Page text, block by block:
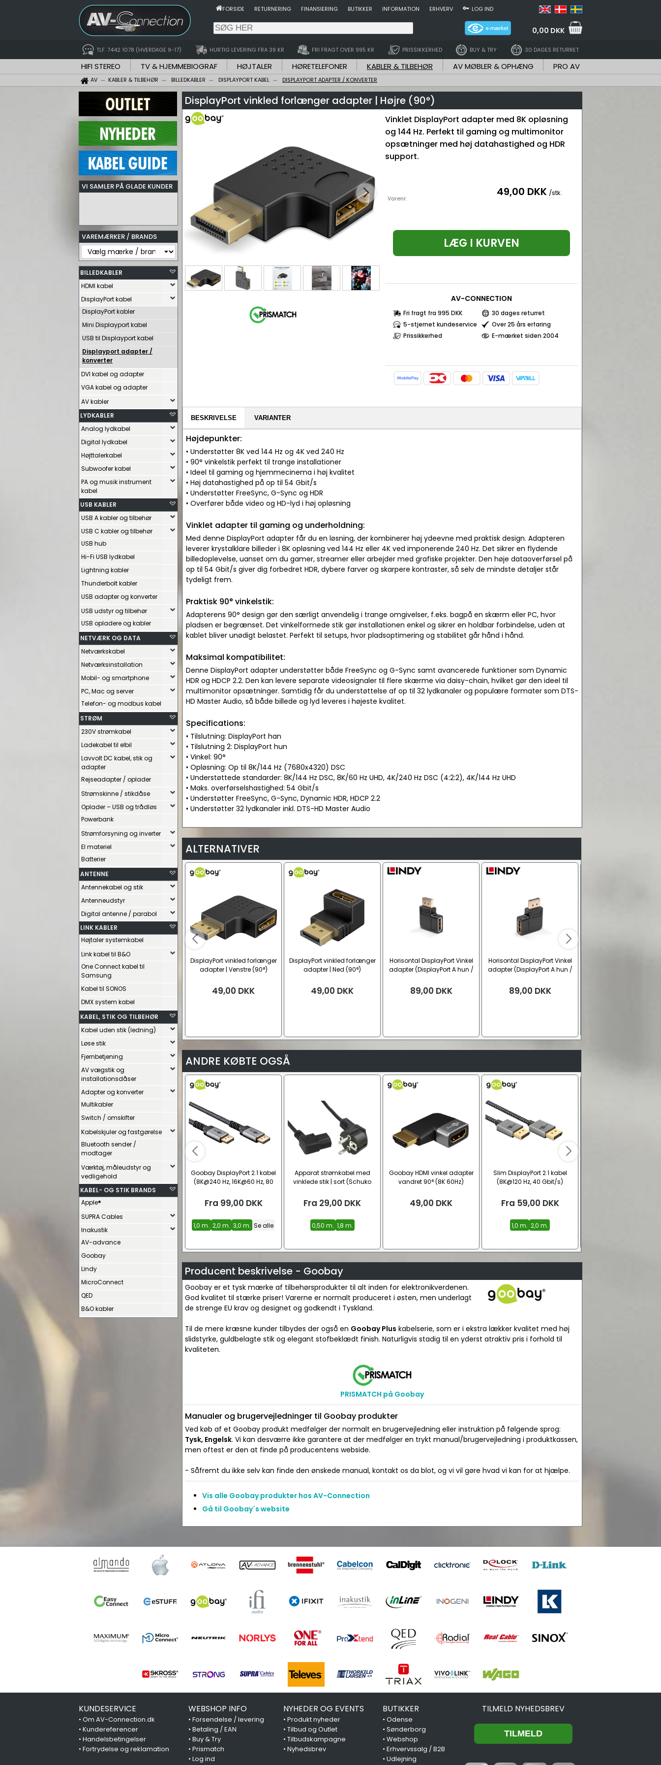
FORSIDE RETURNERING FINANSIERING BUTIKKER INFORMATION ERHVERV LOG IND
0,00 DKK
TLF. 7442 1078 (HVERDAGE 9-17) HURTIG LEVERING FRA 39 KR FRI FRAGT OVER 995 KR PRISSIKKERHED BUY & TRY 30 DAGES RETURRET
HIFI STEREO TV & HJEMMEBIOGRAF HØJTALER HØRETELEFONER KABLER & TILBEHØR AV MØBLER & OPHÆNG PRO AV
AV KABLER & TILBEHØR BILLEDKABLER DISPLAYPORT KABEL DISPLAYPORT ADAPTER / KONVERTER
VI SAMLER PÅ GLADE KUNDER
VAREMÆRKER / BRANDS
BILLEDKABLER
HDMI kabel
DisplayPort kabel
DisplayPort kabler
Mini Displayport kabel
USB til Displayport kabel
Displayport adapter /
konverter
DVI kabel og adapter
VGA kabel og adapter
AV kabler
LYDKABLER
Analog lydkabel
Digital lydkabel
Højttalerkabel
Subwoofer kabel
PA og musik instrument
kabel
USB KABLER
USB A kabler og tilbehør
USB C kabler og tilbehør
USB hub
Hi-Fi USB lydkabel
Lightning kabler
Thunderbolt kabler
USB adapter og konverter
USB udstyr og tilbehør
USB opladere og kabler
NETVÆRK OG DATA
Netværkskabel
Netværksinstallation
Mobil- og smartphone
PC, Mac og server
Telefon- og modbus kabel
STRØM
230V strømkabel
Ladekabel til elbil
Lavvolt DC kabel, stik og
adapter
Rejseadapter / oplader
Strømskinne / stikdåse
Oplader – USB og trådløs
Powerbank
Strømforsyning og inverter
El materiel
Batterier
ANTENNE
Antennekabel og stik
Antenneudstyr
Digital antenne / parabol
LINK KABLER
Højtaler systemkabel
Link kabel til B&O
One Connect kabel til
Samsung
Kabel til SONOS
DMX system kabel
KABEL, STIK OG TILBEHØR
Kabel uden stik (ledning)
Løse stik
Fjernbetjening
AV vægstik og
installationsdåser
Adapter og konverter
Multikabler
Switch / omskifter
Kabelskjuler og fastgørelse
Bluetooth sender /
modtager
Værktøj, måleudstyr og
vedligehold
KABEL- OG STIK BRANDS
Apple®
SUPRA Cables
Inakustik
AV-advance
Goobay
Lindy
MicroConnect
QED
B&O kabler
DisplayPort vinkled forlænger adapter | Højre (90°)
Vinklet DisplayPort adapter med 8K opløsning
og 144 Hz. Perfekt til gaming og multimonitor
opsætninger med høj datahastighed og HDR
support.
Varenr: 49,00 DKK /stk.
LÆG I KURVEN
AV-CONNECTION
Fri fragt fra 995 DKK
30 dages returret
5-stjernet kundeservice
Over 25 års erfaring
Prissikkerhed
E-mærket siden 2004
BESKRIVELSE VARIANTER
Højdepunkter:
• Understøtter 8K ved 144 Hz og 4K ved 240 Hz
• 90° vinkelstik perfekt til trange installationer
• Ideel til gaming og hjemmecinema i høj kvalitet
• Høj datahastighed på op til 54 Gbit/s
• Understøtter FreeSync, G-Sync og HDR
• Overfører både video og HD-lyd i høj opløsning
Vinklet adapter til gaming og underholdning:
Med denne DisplayPort adapter får du en løsning, der kombinerer høj ydeevne med praktisk design. Adapteren
leverer krystalklare billeder i 8K opløsning ved 144 Hz eller 4K ved imponerende 240 Hz. Det sikrer en flydende
billedoplevelse, uanset om du gamer, streamer eller arbejder med grafiske projekter. Den høje dataoverførsel på
op til 54 Gbit/s giver dig forbedret HDR, dybere farver og skarpere kontraster, så selv de mindste detaljer står
tydeligt frem.
Praktisk 90° vinkelstik:
Adapterens 90° design gør den særligt anvendelig i trange omgivelser, f.eks. bagpå en skærm eller PC, hvor
pladsen er begrænset. Det vinkelformede stik gør installationen enkel og sikrer en holdbar forbindelse, uden at
kablet bliver unødigt belastet. Perfekt til setups, hvor pladsoptimering og stabilitet går hånd i hånd.
Maksimal kompatibilitet:
Denne DisplayPort adapter understøtter både FreeSync og G-Sync samt avancerede funktioner som Dynamic
HDR og HDCP 2.2. Den kan levere separate videosignaler til flere skærme via daisy-chain, hvilket gør den ideel til
multimonitor opsætninger. Samtidig får du understøttelse af op til 32 lydkanaler og populære formater som DTS-
HD Master Audio, så både billede og lyd leveres i højeste kvalitet.
Specifications:
• Tilslutning: DisplayPort han
• Tilslutning 2: DisplayPort hun
• Vinkel: 90°
• Opløsning: Op til 8K/144 Hz (7680x4320) DSC
• Understøttede standarder: 8K/144 Hz DSC, 8K/60 Hz UHD, 4K/240 Hz DSC (4:2:2), 4K/144 Hz UHD
• Maks. overførselshastighed: 54 Gbit/s
• Understøtter FreeSync, G-Sync, Dynamic HDR, HDCP 2.2
• Understøtter 32 lydkanaler inkl. DTS-HD Master Audio
ALTERNATIVER
DisplayPort vinkled forlænger
adapter | Venstre (90°)
49,00 DKK
DisplayPort vinkled forlænger
adapter | Ned (90°)
49,00 DKK
Horisontal DisplayPort Vinkel
adapter (DisplayPort A hun /
89,00 DKK
Horisontal DisplayPort Vinkel
adapter (DisplayPort A hun /
89,00 DKK
ANDRE KØBTE OGSÅ
Goobay DisplayPort 2.1 kabel
(8K@240 Hz, 16K@60 Hz, 80
Fra 99,00 DKK
1,0 m. 2,0 m. 3,0 m. Se alle
Apparat strømkabel med
vinklede stik | sort (Schuko
Fra 29,00 DKK
0,50 m. 1,8 m.
Goobay HDMI vinkel adapter
vandret 90° (8K 60Hz)
49,00 DKK
Slim DisplayPort 2.1 kabel
(8K@120 Hz, 40 Gbit/s)
Fra 59,00 DKK
1,0 m. 2,0 m.
Producent beskrivelse - Goobay
Goobay er et tysk mærke af tilbehørsprodukter til alt inden for elektronikverdenen.
God kvalitet til stærke priser! Varerne er normalt produceret i østen, men underlagt
de strenge EU krav og designet og godkendt i Tyskland.
Til de mere kræsne kunder tilbydes der også en Goobay Plus kabelserie, som er i ekstra lækker kvalitet med høj
slidstyrke, guldbelagte stik og elegant stofbeklædt finish. Naturligvis stadig til en yderst atraktiv pris i forhold til
kvaliteten.
PRISMATCH på Goobay
Manualer og brugervejledninger til Goobay produkter
Ved køb af et Goobay produkt medfølger der normalt en brugervejledning eller instruktion på følgende sprog:
Tysk, Engelsk. Vi kan desværre ikke garantere at der medfølger en trykt manual/brugervejledning i produktkassen,
men oftest er den at finde på producentens webside.
- Såfremt du ikke selv kan finde den ønskede manual, kontakt os da blot, og vi vil gøre hvad vi kan for at hjælpe.
Vis alle Goobay produkter hos AV-Connection
Gå til Goobay´s website
KUNDESERVICE
• Om AV-Connection.dk
• Kundereferencer
• Handelsbetingelser
• Fortrydelse og reklamation
WEBSHOP INFO
• Forsendelse / levering
• Betaling / EAN
• Buy & Try
• Prismatch
• Log ind
NYHEDER OG EVENTS
• Produkt nyheder
• Tilbud og Outlet
• Tilbudskampagne
• Nyhedsbrev
BUTIKKER
•Odense
•Sønderborg
•Webshop
•Erhvervssalg / B2B
•Udlejning
TILMELD NYHEDSBREV